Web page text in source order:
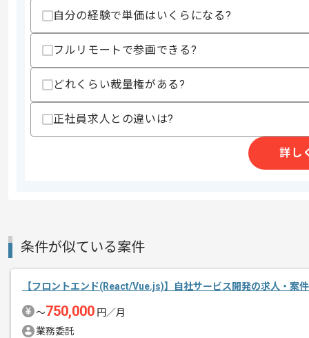
・データ分析（機械学習・自然言語処
・Webシステムのアーキテクチャ設計の
・大量のデータ処理、パフォーマンス
上記に似た経験やスキルをお持ちであれば申
140時間〜180時間
商談回数
募集人数
1人
作業開始日
2020/09/01
自分の経験で単価はいくらになる?
フルリモートで参画できる?
どれくらい裁量権がある?
正社員求人との違いは?
詳し
条件が似ている案件
【フロントエンド(React/Vue.js)】自社サービス開発の求人・案件
〜750,000 円／月
業務委託